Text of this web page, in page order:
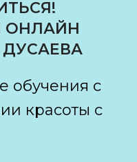
ОНЛАЙН
обучения с
красоты с